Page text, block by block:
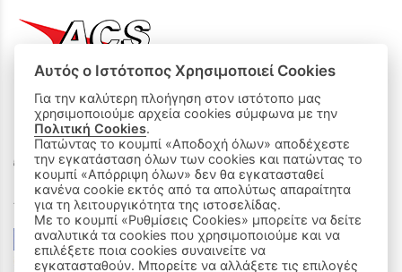
ΟΙ ΑΓΟΡΕΣ ΜΟΥ
Καλάθι Αγορών
Δεχόμαστε όλες τις πιστωτικές κάρτες:
Αυτός ο Ιστότοπος Χρησιμοποιεί Cookies
Για την καλύτερη πλοήγηση στον ιστότοπο μας
χρησιμοποιούμε αρχεία cookies σύμφωνα με την
Πολιτική Cookies.
Πατώντας το κουμπί «Αποδοχή όλων» αποδέχεστε
την εγκατάσταση όλων των cookies και πατώντας το
κουμπί «Απόρριψη όλων» δεν θα εγκατασταθεί
κανένα cookie εκτός από τα απολύτως απαραίτητα
για τη λειτουργικότητα της ιστοσελίδας.
Με το κουμπί «Ρυθμίσεις Cookies» μπορείτε να δείτε
αναλυτικά τα cookies που χρησιμοποιούμε και να
επιλέξετε ποια cookies συναινείτε να
εγκατασταθούν. Μπορείτε να αλλάξετε τις επιλογές